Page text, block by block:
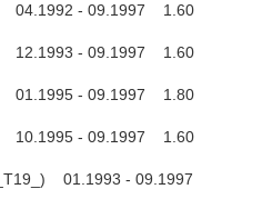
04.1992 - 09.1997 1.60
12.1993 - 09.1997 1.60
01.1995 - 09.1997 1.80
10.1995 - 09.1997 1.60
01.1993 - 09.1997